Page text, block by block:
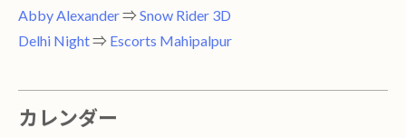
Abby Alexander⇒ Snow Rider 3D
Delhi Night⇒ Escorts Mahipalpur
カレンダー